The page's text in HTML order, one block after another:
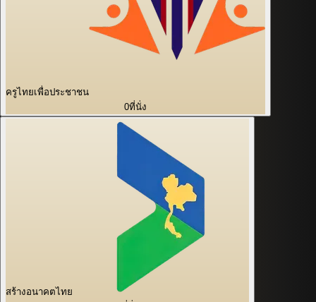
ครูไทยเพื่อประชาชน
0ที่นั่ง
สร้างอนาคตไทย